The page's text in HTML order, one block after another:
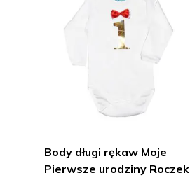
Body długi rękaw Moje
Pierwsze urodziny Roczek